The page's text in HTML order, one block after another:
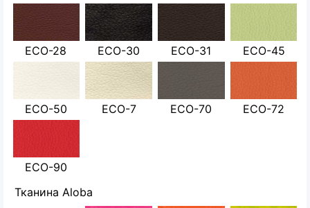
ECO-28 ECO-30 ECO-31 ECO-45
ECO-50 ECO-7 ECO-70 ECO-72
ECO-90
Тканина Aloba